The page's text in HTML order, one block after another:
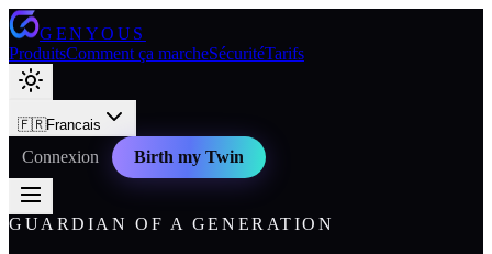
GENYOUS
ProduitsComment ça marcheSécuritéTarifs
🇫🇷Francais
Connexion Birth my Twin
GUARDIAN OF A GENERATION